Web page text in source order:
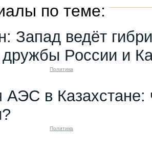
по теме:
Запад ведёт
дружбы России и
Политика
АЭС в Казахстане:
Политика